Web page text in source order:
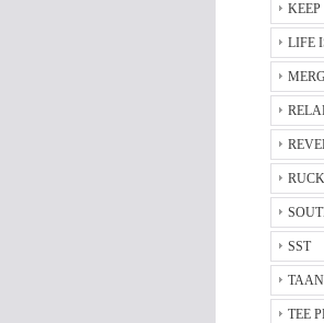
KEEP
LIFE
SST
TEE